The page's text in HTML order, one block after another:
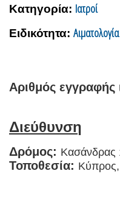
Κατηγορία: Ιατροί
Ειδικότητα: Αιματολογία
Αριθμός εγγραφής
Διεύθυνση
Δρόμος: Κασάνδρας
Τοποθεσία: